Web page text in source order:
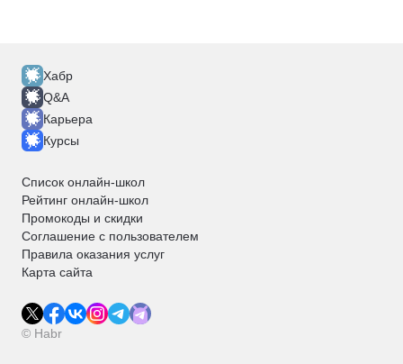
Хабр
Q&A
Карьера
Курсы
Список онлайн-школ
Рейтинг онлайн-школ
Промокоды и скидки
Соглашение с пользователем
Правила оказания услуг
Карта сайта
© Habr